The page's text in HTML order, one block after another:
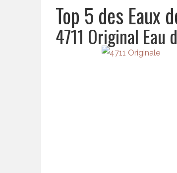
Top 5 des Eaux
4711 Original Eau